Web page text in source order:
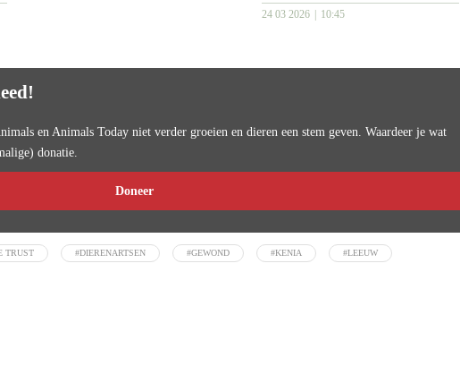
24 03 2026 10:45
en Animals Today niet verder groeien en dieren een stem geven. Waardeer je wat
donatie.
Doneer
TRUST #DIERENARTSEN #GEWOND #KENIA #LEEUW